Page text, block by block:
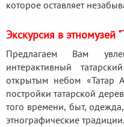
которое оставляет
Экскурсия в этномузей
Предлагаем Вам
интерактивный
открытым небом «Татар
постройки татарской
того времени, быт,
этнографические традиции.